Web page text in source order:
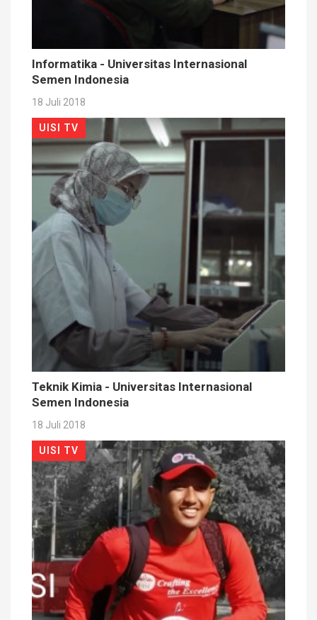
Informatika - Universitas Internasional
Semen Indonesia
18 Juli 2018
UISI TV
Teknik Kimia - Universitas Internasional
Semen Indonesia
18 Juli 2018
UISI TV